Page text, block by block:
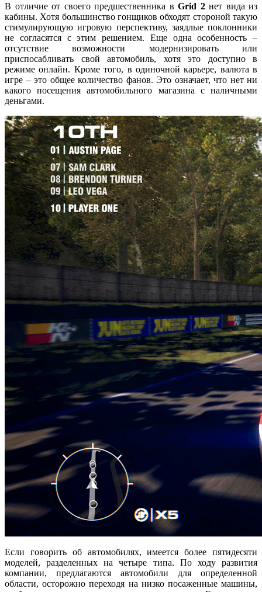
В отличие от своего предшественника в Grid 2нет вида из
кабины. Хотя большинство гонщиков обходят стороной такую
стимулирующую игровую перспективу, заядлые поклонники
не согласятся с этим решением. Еще одна особенность –
отсутствие возможности модернизировать или
приспосабливать свой автомобиль, хотя это доступно в
режиме онлайн. Кроме того, в одиночной карьере, валюта в
игре – это общее количество фанов. Это означает, что нет ни
какого посещения автомобильного магазина с наличными
деньгами.
Если говорить об автомобилях, имеется более пятидесяти
моделей, разделенных на четыре типа. По ходу развития
компании, предлагаются автомобили для определенной
области, осторожно переходя на низко посаженные машины,